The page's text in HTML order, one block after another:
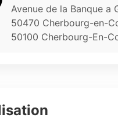
Avenue de la Banque a
50470 Cherbourg-en-
50100 Cherbourg-En-